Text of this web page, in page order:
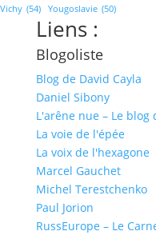
Vichy (54) Yougoslavie (50)
Liens :
Blogoliste
Blog de David Cayla
Daniel Sibony
L'arêne nue – Le blog
La voie de l'épée
La voix de l'hexagone
Marcel Gauchet
Michel Terestchenko
Paul Jorion
RussEurope – Le